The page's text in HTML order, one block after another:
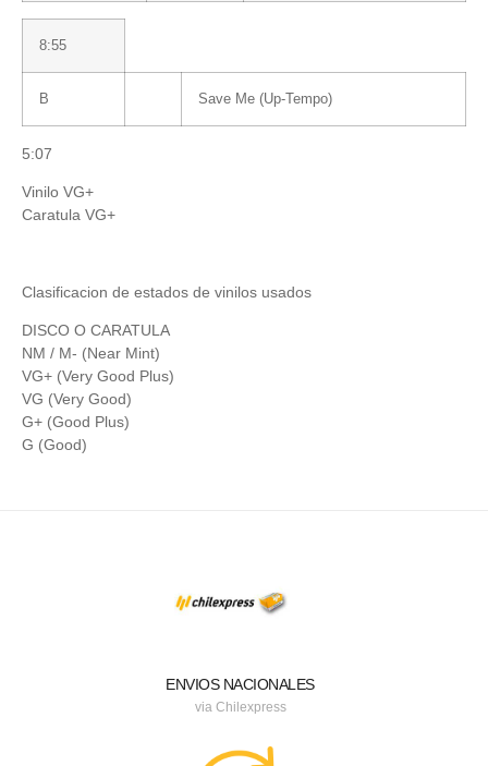
8:55
B Save Me (Up-Tempo)
5:07
Vinilo VG+
Caratula VG+
Clasificacion de estados de vinilos usados
DISCO O CARATULA
NM / M- (Near Mint)
VG+ (Very Good Plus)
VG (Very Good)
G+ (Good Plus)
G (Good)
ENVIOS NACIONALES
via Chilexpress